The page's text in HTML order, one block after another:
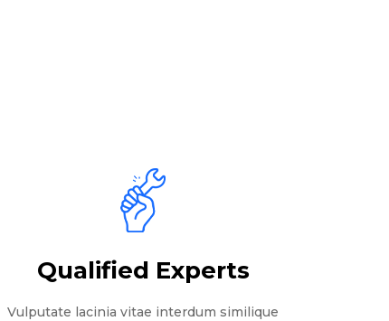
Qualified Experts
Vulputate lacinia vitae interdum similique